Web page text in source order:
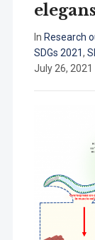
In Research
SDGs 2021,
July 26, 2021